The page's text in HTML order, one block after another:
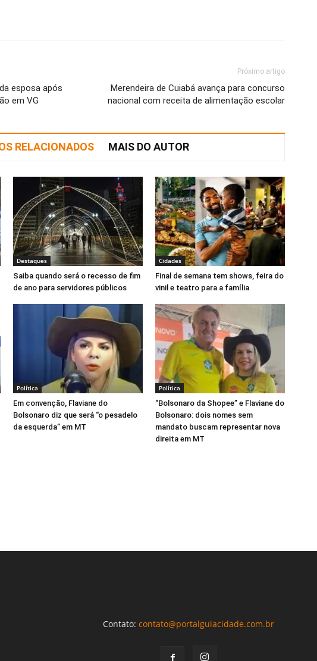
esposa após
em VG
Próximo artigo
Merendeira de Cuiabá avança para concurso
nacional com receita de alimentação escolar
RELACIONADOS MAIS DO AUTOR
Destaques
Saiba quando será o recesso de fim
de ano para servidores públicos
Cidades
Final de semana tem shows, feira do
vinil e teatro para a família
Política
Em convenção, Flaviane do
Bolsonaro diz que será “o pesadelo
da esquerda” em MT
Política
“Bolsonaro da Shopee” e Flaviane do
Bolsonaro: dois nomes sem
mandato buscam representar nova
direita em MT
Contato: contato@portalguiacidade.com.br